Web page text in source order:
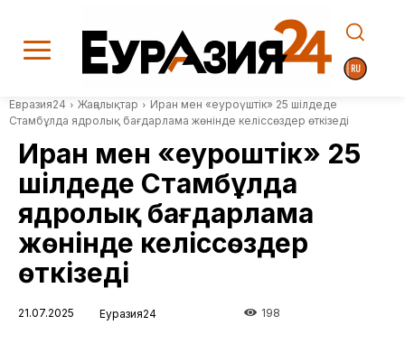
Евразия24 Жаңалықтар
Иран мен «еуроүштік» 25 шілдеде
Стамбұлда ядролық бағдарлама жөнінде келіссөздер өткізеді
Иран мен «еуроүштік» 25
шілдеде Стамбұлда
ядролық бағдарлама
жөнінде келіссөздер
өткізеді
21.07.2025 Еуразия24 198